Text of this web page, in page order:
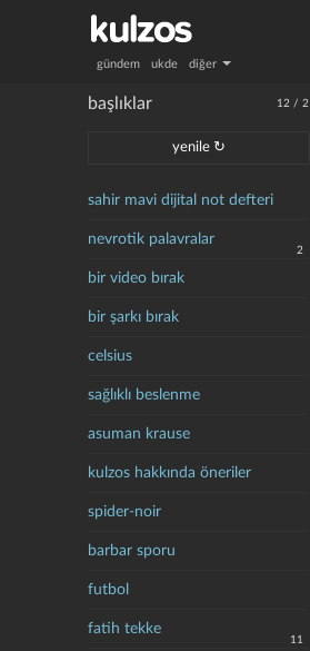
gündem ukde diğer
12 /2
başlıklar
yenile ↻
sahir mavi dijital not defteri
nevrotik palavralar
2
bir video bırak
bir şarkı bırak
celsius
sağlıklı beslenme
asuman krause
kulzos hakkında öneriler
spider-noir
barbar sporu
futbol
fatih tekke
11